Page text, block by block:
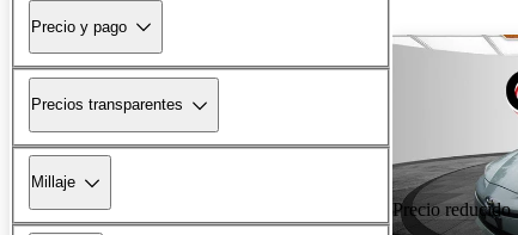
Precio y pago
Precios transparentes
Millaje
Precio reducido